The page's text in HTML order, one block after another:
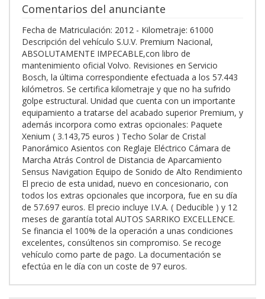
Comentarios del anunciante
Fecha de Matriculación: 2012 - Kilometraje: 61000
Descripción del vehículo S.U.V. Premium Nacional,
ABSOLUTAMENTE IMPECABLE,con libro de
mantenimiento oficial Volvo. Revisiones en Servicio
Bosch, la última correspondiente efectuada a los 57.443
kilómetros. Se certifica kilometraje y que no ha sufrido
golpe estructural. Unidad que cuenta con un importante
equipamiento a tratarse del acabado superior Premium, y
además incorpora como extras opcionales: Paquete
Xenium ( 3.143,75 euros ) Techo Solar de Cristal
Panorámico Asientos con Reglaje Eléctrico Cámara de
Marcha Atrás Control de Distancia de Aparcamiento
Sensus Navigation Equipo de Sonido de Alto Rendimiento
El precio de esta unidad, nuevo en concesionario, con
todos los extras opcionales que incorpora, fue en su día
de 57.697 euros. El precio incluye I.V.A. ( Deducible ) y 12
meses de garantía total AUTOS SARRIKO EXCELLENCE.
Se financia el 100% de la operación a unas condiciones
excelentes, consúltenos sin compromiso. Se recoge
vehículo como parte de pago. La documentación se
efectúa en le día con un coste de 97 euros.